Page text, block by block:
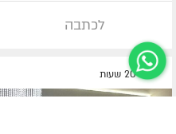
לכתבה
לפני 20 שעות